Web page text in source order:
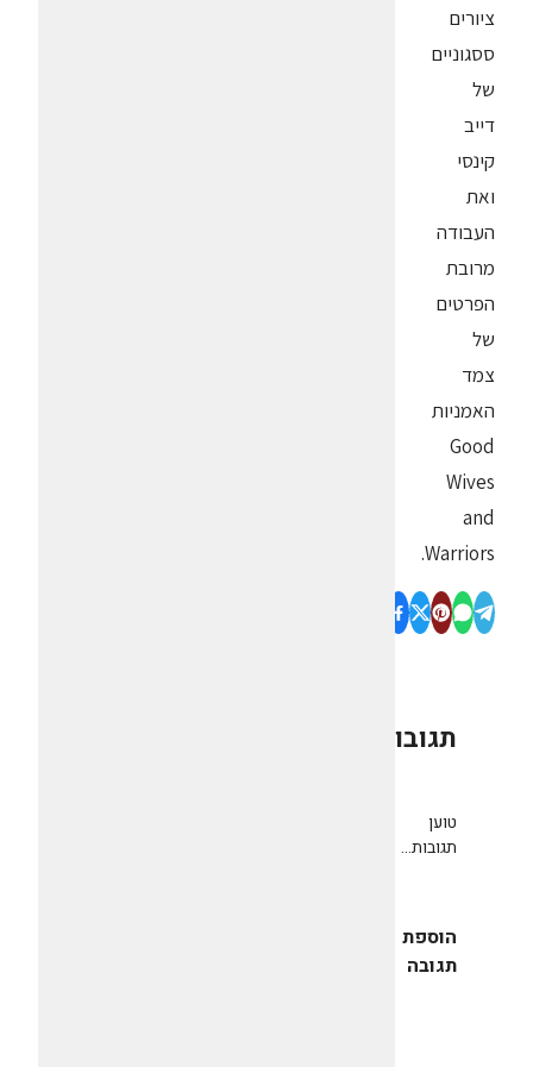
ציורים
ססגוניים
של
דייב
קינסי
ואת
העבודה
מרובת
הפרטים
של
צמד
האמניות
Good
Wives
and
Warriors.
תגובות
טוען
תגובות...
הוספת
תגובה